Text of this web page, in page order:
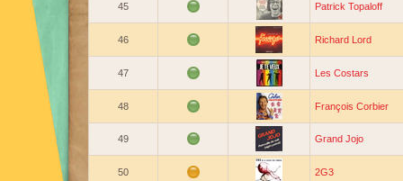
45 Patrick Topaloff
46 Richard Lord
47 Les Costars
48 François Corbier
49 Grand Jojo
50 2G3